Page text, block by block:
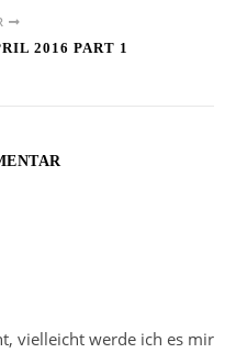
2016 PART 1
vielleicht werde ich es mir